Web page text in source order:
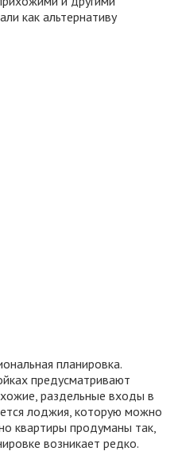
как альтернативу
планировка.
предусматривают
раздельные входы в
лоджия, которую можно
квартиры продуманы так,
возникает редко.